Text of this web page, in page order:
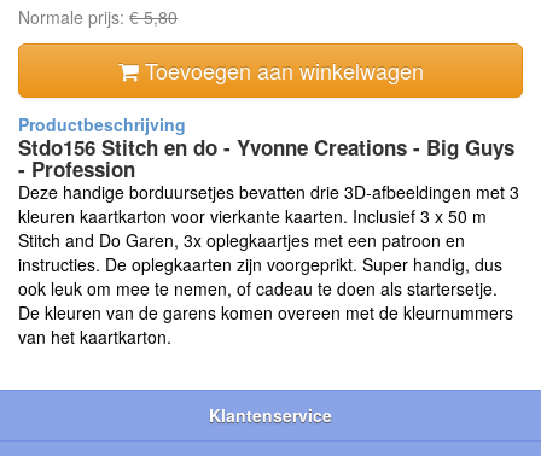
Normale prijs: € 5,80
Toevoegen aan winkelwagen
Stdo156 Stitch en do - Yvonne Creations - Big Guys
- Profession
Deze handige borduursetjes bevatten drie 3D-afbeeldingen met 3
kleuren kaartkarton voor vierkante kaarten. Inclusief 3 x 50 m
Stitch and Do Garen, 3x oplegkaartjes met een patroon en
instructies. De oplegkaarten zijn voorgeprikt. Super handig, dus
ook leuk om mee te nemen, of cadeau te doen als startersetje.
De kleuren van de garens komen overeen met de kleurnummers
van het kaartkarton.
Klantenservice